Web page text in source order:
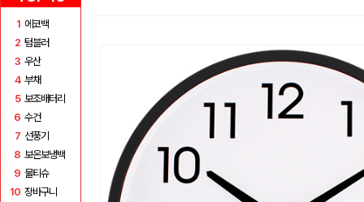
1 에코백
2 텀블러
3 우산
4 부채
5 보조배터리
6 수건
7 선풍기
8 보온보냉백
9 물티슈
10 장바구니